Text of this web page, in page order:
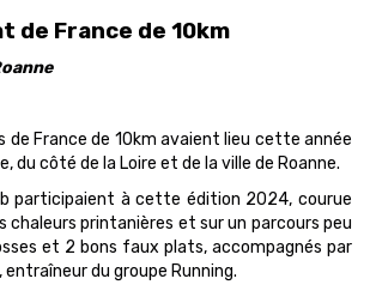
de France de 10km
de France de 10km avaient lieu cette année
du côté de la Loire et de la ville de Roanne.
participaient à cette édition 2024, courue
chaleurs printanières et sur un parcours peu
et 2 bons faux plats, accompagnés par
du groupe Running.